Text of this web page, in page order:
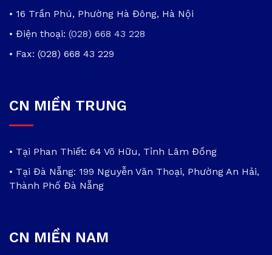
• 16 Trần Phú, Phường Hà Đông, Hà Nội
• Điện thoại: (028) 668 43 228
• Fax: (028) 668 43 229
CN MIỀN TRUNG
• Tại Phan Thiết: 64 Võ Hữu, Tỉnh Lâm Đồng
• Tại Đà Nẵng: 199 Nguyễn Văn Thoại, Phường An Hải,
Thành Phố Đà Nẵng
CN MIỀN NAM